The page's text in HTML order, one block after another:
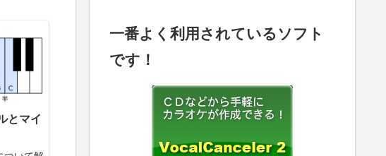
とマイ
一番よく利用されているソフト
です！